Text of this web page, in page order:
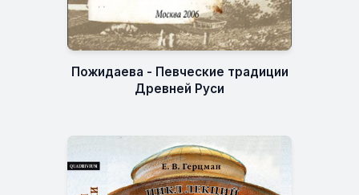
Пожидаева - Певческие традиции
Древней Руси